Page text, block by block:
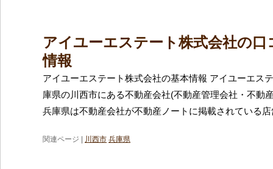
アイユーエステート株式会社の口
情報
アイユーエステート株式会社の基本情報 アイユーエス
庫県の川西市にある不動産会社(不動産管理会社・不動
兵庫県は不動産会社が不動産ノートに掲載されている
関連ページ | 川西市 兵庫県